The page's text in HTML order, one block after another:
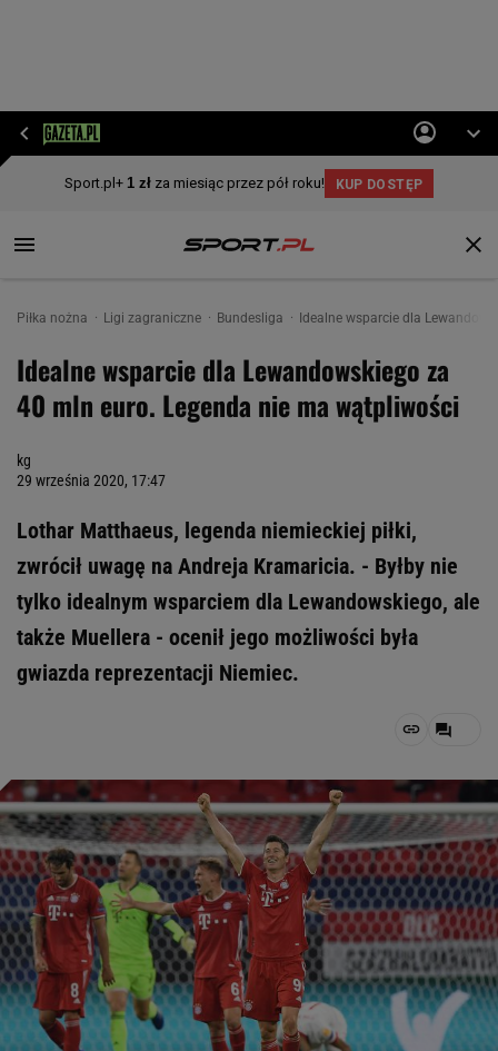
Piłka nożna Ligi zagraniczne Bundesliga Idealne wsparcie dla
Idealne wsparcie dla Lewandowskiego za
40 mln euro. Legenda nie ma wątpliwości
kg
29 września 2020, 17:47
Lothar Matthaeus, legenda niemieckiej piłki,
zwrócił uwagę na Andreja Kramaricia. - Byłby nie
tylko idealnym wsparciem dla Lewandowskiego, ale
także Muellera - ocenił jego możliwości była
gwiazda reprezentacji Niemiec.